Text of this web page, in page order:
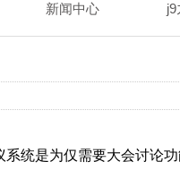
新闻中心
统是为仅需要大会讨论